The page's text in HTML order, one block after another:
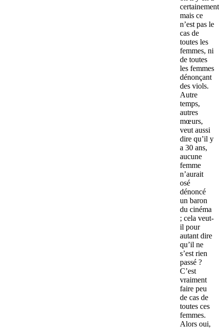
mais ce
n’est pas le
cas de
toutes les
femmes, ni
de toutes
les femmes
dénonçant
des viols.
Autre
temps,
autres
mœurs,
veut aussi
dire qu’il y
a 30 ans,
aucune
femme
n’aurait
osé
dénoncé
un baron
du cinéma
; cela veut-
il pour
autant dire
qu’il ne
s’est rien
passé ?
C’est
vraiment
faire peu
de cas de
toutes ces
femmes.
Alors oui,